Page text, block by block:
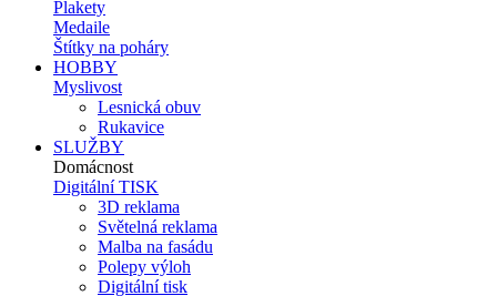
Plakety
Medaile
Štítky na poháry
HOBBY
Myslivost
Lesnická obuv
Rukavice
SLUŽBY
Domácnost
Digitální TISK
3D reklama
Světelná reklama
Malba na fasádu
Polepy výloh
Digitální tisk